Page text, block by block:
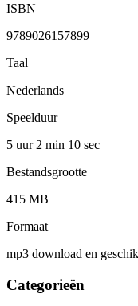
ISBN
9789026157899
Taal
Nederlands
Speelduur
5 uur 2 min 10 sec
Bestandsgrootte
415 MB
Formaat
mp3 download en
Categorieën